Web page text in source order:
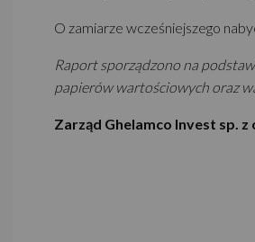
O zamiarze wcześniejszego
Raport sporządzono na
papierów wartościowych oraz
Zarząd Ghelamco Invest sp. z